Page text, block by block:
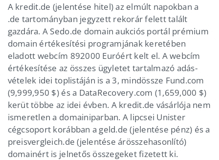
A kredit.de (jelentése hitel) az elmúlt napokban a
.de tartományban jegyzett rekorár felett talált
gazdára. A Sedo.de domain aukciós portál prémium
domain értékesítési programjának keretében
eladott webcím 892000 Euróért kelt el. A webcím
értékesítése az összes ügyletet tartalmazó adás-
vételek idei toplistáján is a 3, mindössze Fund.com
(9,999,950 $) és a DataRecovery.com (1,659,000 $)
kerüt többe az idei évben. A kredit.de vásárlója nem
ismeretlen a domainiparban. A lipcsei Unister
cégcsoport korábban a geld.de (jelentése pénz) és a
preisvergleich.de (jelentése árösszehasonlító)
domainért is jelnetős összegeket fizetett ki.